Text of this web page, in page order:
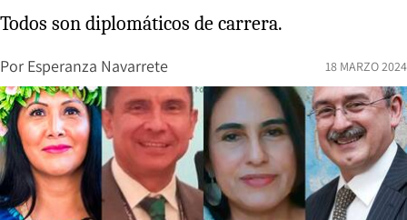
Todos son diplomáticos de carrera.
Por Esperanza Navarrete 18 MARZO 2024